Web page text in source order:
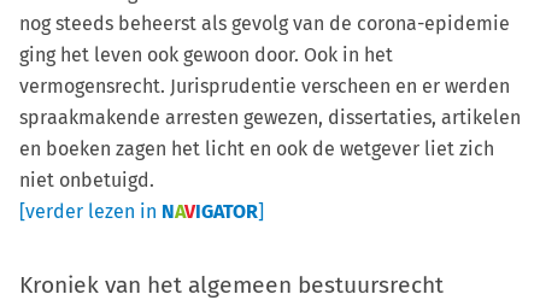
nog steeds beheerst als gevolg van de corona-epidemie
ging het leven ook gewoon door. Ook in het
vermogensrecht. Jurisprudentie verscheen en er werden
spraakmakende arresten gewezen, dissertaties, artikelen
en boeken zagen het licht en ook de wetgever liet zich
niet onbetuigd.
[verder lezen in NAVIGATOR]
Kroniek van het algemeen bestuursrecht